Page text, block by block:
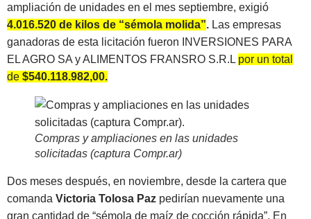
ampliación de unidades en el mes septiembre, exigió
4.016.520 de kilos de “sémola molida”. Las empresas
ganadoras de esta licitación fueron INVERSIONES PARA
EL AGRO SA y ALIMENTOS FRANSRO S.R.L por un total
de $540.118.982,00.
Compras y ampliaciones en las unidades
solicitadas (captura Compr.ar)
Dos meses después, en noviembre, desde la cartera que
comanda Victoria Tolosa Paz pedirían nuevamente una
gran cantidad de “sémola de maíz de cocción rápida”. En